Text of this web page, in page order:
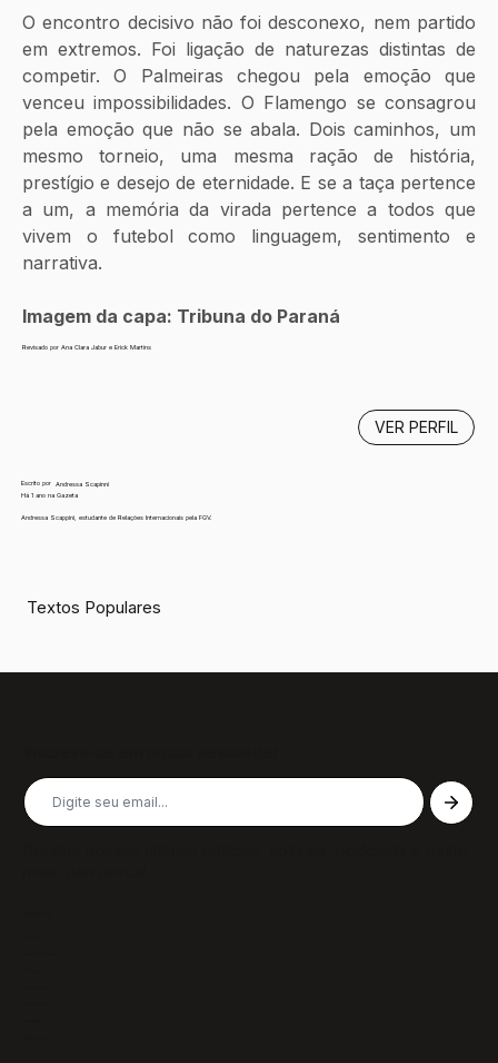
O encontro decisivo não foi desconexo, nem partido
em extremos. Foi ligação de naturezas distintas de
competir. O Palmeiras chegou pela emoção que
venceu impossibilidades. O Flamengo se consagrou
pela emoção que não se abala. Dois caminhos, um
mesmo torneio, uma mesma ração de história,
prestígio e desejo de eternidade. E se a taça pertence
a um, a memória da virada pertence a todos que
vivem o futebol como linguagem, sentimento e
narrativa.
Imagem da capa: Tribuna do Paraná
Revisado por Ana Clara Jabur e Erick Martins
Escrito por
Andressa Scapinni
Há 1 ano na Gazeta
Andressa Scappini, estudante de Relações Internacionais pela FGV.
VER PERFIL
Textos Populares